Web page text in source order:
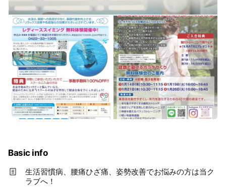
Basic info
生活習慣病、腰痛ひざ痛、姿勢改善でお悩みの方は当ク
ラブへ！